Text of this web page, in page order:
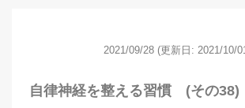
2021/09/28 (更新日: 2021/10/
自律神経を整える習慣 (その38)